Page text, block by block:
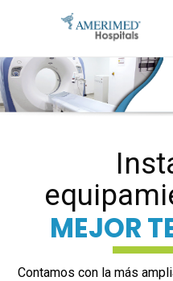
Contamos con la más
MEJOR